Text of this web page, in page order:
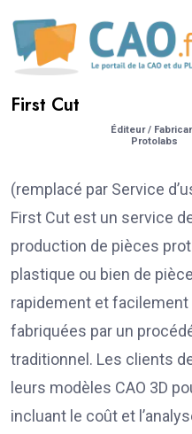
First Cut
Éditeur /
Protolabs
(remplacé par Service
First Cut est un service
production de pièces
plastique ou bien de
rapidement et
fabriquées par un
traditionnel. Les clients
leurs modèles CAO 3D
incluant le coût et